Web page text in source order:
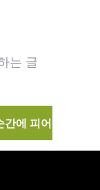
는 글
간에 피어